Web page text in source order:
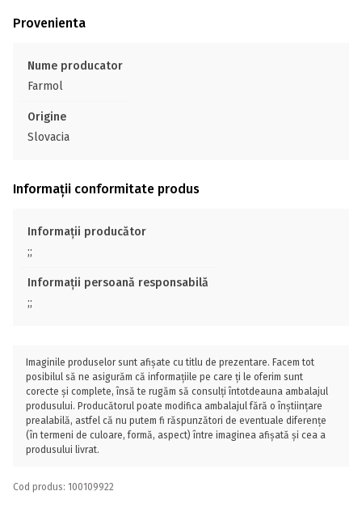
Provenienta
Nume producator
Farmol
Origine
Slovacia
Informații conformitate produs
Informații producător
;;
Informații persoană responsabilă
;;
Imaginile produselor sunt afișate cu titlu de prezentare. Facem tot
posibilul să ne asigurăm că informațiile pe care ți le oferim sunt
corecte și complete, însă te rugăm să consulți întotdeauna ambalajul
produsului. Producătorul poate modifica ambalajul fără o înștiințare
prealabilă, astfel că nu putem fi răspunzători de eventuale diferențe
(în termeni de culoare, formă, aspect) între imaginea afișată și cea a
produsului livrat.
Cod produs: 100109922